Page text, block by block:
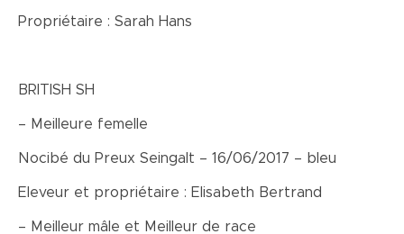
Propriétaire : Sarah Hans
BRITISH SH
– Meilleure femelle
Nocibé du Preux Seingalt – 16/06/2017 – bleu
Eleveur et propriétaire : Elisabeth Bertrand
– Meilleur mâle et Meilleur de race